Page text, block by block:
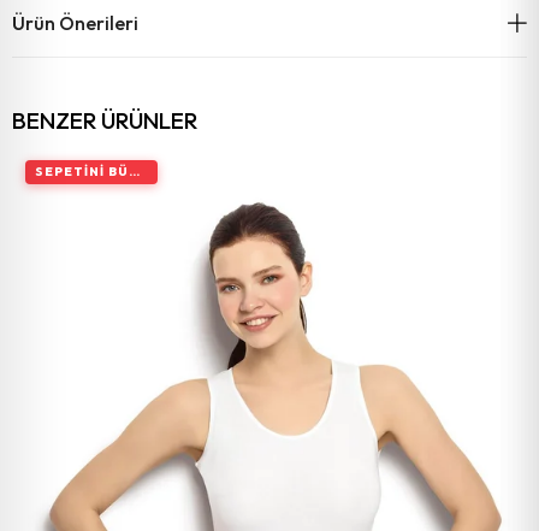
Ürün Önerileri
BENZER ÜRÜNLER
SEPETINI BÜYÜT, İNDIRIMI ARTIR